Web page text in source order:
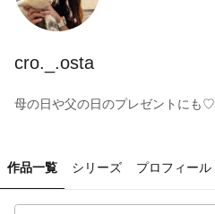
cro._.osta
母の日や父の日のプレゼントにも♡
作品一覧 シリーズ プロフィール